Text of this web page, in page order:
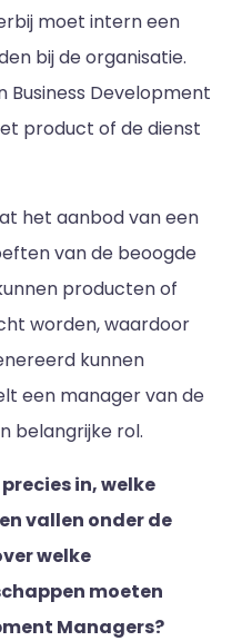
moet intern een
bij de organisatie.
Business Development
product of de dienst
het aanbod van een
van de beoogde
producten of
worden, waardoor
kunnen
een manager van de
belangrijke rol.
in, welke
vallen onder de
welke
moeten
Managers?